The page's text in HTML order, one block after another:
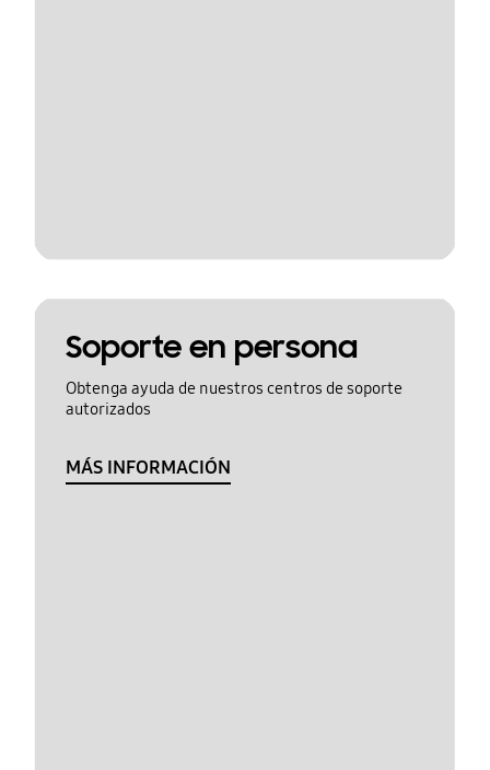
Soporte en persona
Obtenga ayuda de nuestros centros de soporte
autorizados
MÁS INFORMACIÓN